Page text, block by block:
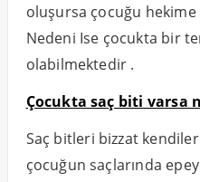
oluşursa çocuğu
Nedeni Ise çocukta bir
olabilmektedir .
Çocukta saç biti varsa
Saç bitleri bizzat
çocuğun saçlarında